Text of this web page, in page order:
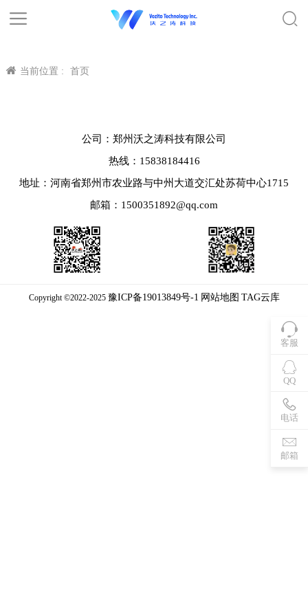
当前位置 : 首页
客服
QQ
电话
邮箱
公司：郑州沃之涛科技有限公司
热线：15838184416
地址：河南省郑州市农业路与中州大道交汇处苏荷中心1715
邮箱：1500351892@qq.com
Copyright ©2022-2025 豫ICP备19013849号-1 网站地图 TAG云库